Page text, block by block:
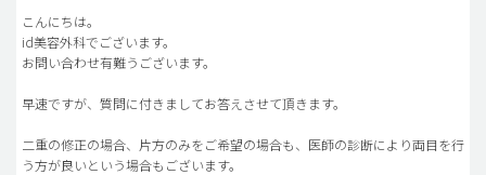
病院紹介
安全整形
料金一覧
こんにちは。
id美容外科でございます。
お問い合わせ有難うございます。
早速ですが、質問に付きましてお答えさせて頂きます。
二重の修正の場合、片方のみをご希望の場合も、医師の診断により両目を行
う方が良いという場合もございます。